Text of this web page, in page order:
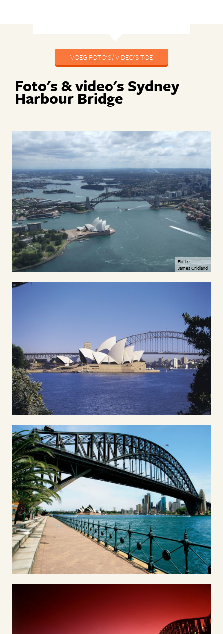
VOEG FOTO'S / VIDEO'S TOE
Foto's & video's Sydney
Harbour Bridge
Flickr:
James Cridland